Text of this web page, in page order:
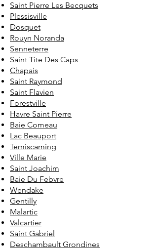
Saint Pierre Les Becquets
Plessisville
Dosquet
Rouyn Noranda
Senneterre
Saint Tite Des Caps
Chapais
Saint Raymond
Saint Flavien
Forestville
Havre Saint Pierre
Baie Comeau
Lac Beauport
Temiscaming
Ville Marie
Saint Joachim
Baie Du Febvre
Wendake
Gentilly
Malartic
Valcartier
Saint Gabriel
Deschambault Grondines